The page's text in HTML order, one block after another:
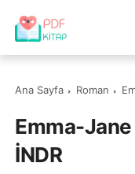
Ana Sayfa Roman
Emma-
İNDR